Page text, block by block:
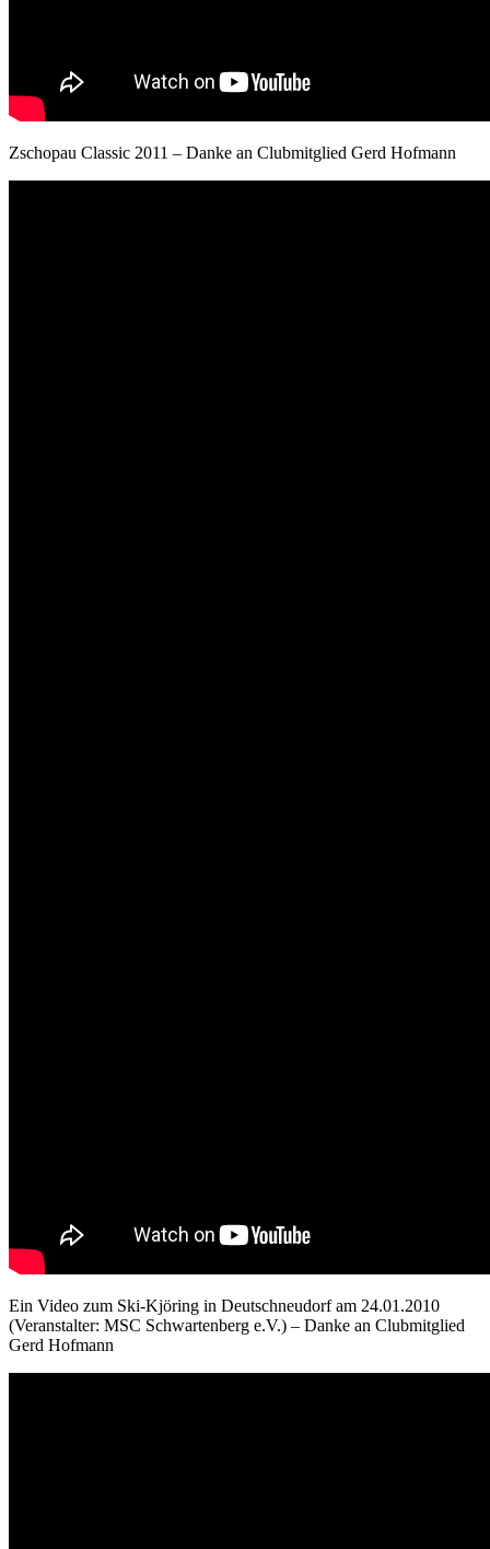
Zschopau Classic 2011 – Danke an Clubmitglied Gerd Hofmann
Ein Video zum Ski-Kjöring in Deutschneudorf am 24.01.2010
(Veranstalter: MSC Schwartenberg e.V.) – Danke an Clubmitglied
Gerd Hofmann